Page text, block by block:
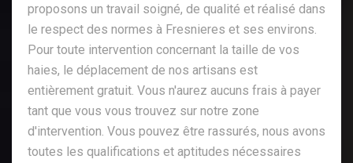
proposons un travail soigné, de qualité et réalisé dans
le respect des normes à Fresnieres et ses environs.
Pour toute intervention concernant la taille de vos
haies, le déplacement de nos artisans est
entièrement gratuit. Vous n'aurez aucuns frais à payer
tant que vous vous trouvez sur notre zone
d'intervention. Vous pouvez être rassurés, nous avons
toutes les qualifications et aptitudes nécessaires